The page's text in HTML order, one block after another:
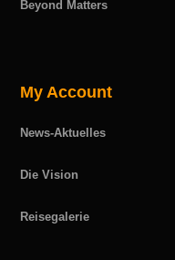
Beyond Matters
My Account
News-Aktuelles
Die Vision
Reisegalerie